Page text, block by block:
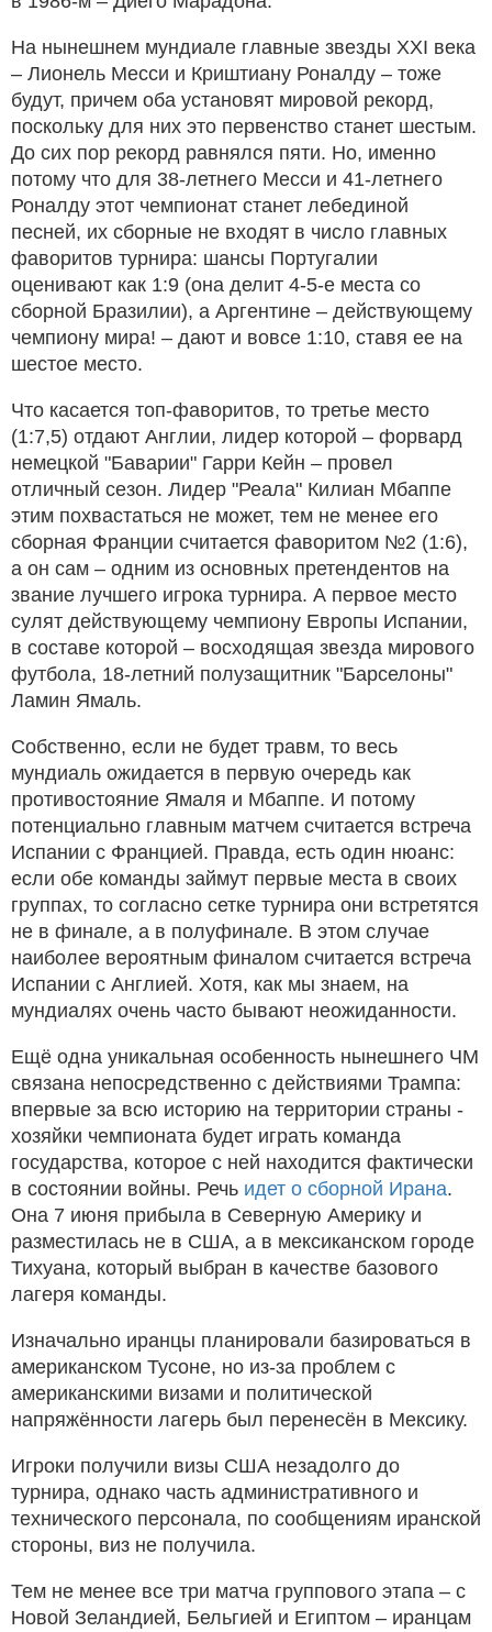
На нынешнем мундиале главные звезды XXI века
– Лионель Месси и Криштиану Роналду – тоже
будут, причем оба установят мировой рекорд,
поскольку для них это первенство станет шестым.
До сих пор рекорд равнялся пяти. Но, именно
потому что для 38-летнего Месси и 41-летнего
Роналду этот чемпионат станет лебединой
песней, их сборные не входят в число главных
фаворитов турнира: шансы Португалии
оценивают как 1:9 (она делит 4-5-е места со
сборной Бразилии), а Аргентине – действующему
чемпиону мира! – дают и вовсе 1:10, ставя ее на
шестое место.
Что касается топ-фаворитов, то третье место
(1:7,5) отдают Англии, лидер которой – форвард
немецкой "Баварии" Гарри Кейн – провел
отличный сезон. Лидер "Реала" Килиан Мбаппе
этим похвастаться не может, тем не менее его
сборная Франции считается фаворитом №2 (1:6),
а он сам – одним из основных претендентов на
звание лучшего игрока турнира. А первое место
сулят действующему чемпиону Европы Испании,
в составе которой – восходящая звезда мирового
футбола, 18-летний полузащитник "Барселоны"
Ламин Ямаль.
Собственно, если не будет травм, то весь
мундиаль ожидается в первую очередь как
противостояние Ямаля и Мбаппе. И потому
потенциально главным матчем считается встреча
Испании с Францией. Правда, есть один нюанс:
если обе команды займут первые места в своих
группах, то согласно сетке турнира они встретятся
не в финале, а в полуфинале. В этом случае
наиболее вероятным финалом считается встреча
Испании с Англией. Хотя, как мы знаем, на
мундиалях очень часто бывают неожиданности.
Ещё одна уникальная особенность нынешнего ЧМ
связана непосредственно с действиями Трампа:
впервые за всю историю на территории страны -
хозяйки чемпионата будет играть команда
государства, которое с ней находится фактически
в состоянии войны. Речь идет о сборной Ирана.
Она 7 июня прибыла в Северную Америку и
разместилась не в США, а в мексиканском городе
Тихуана, который выбран в качестве базового
лагеря команды.
Изначально иранцы планировали базироваться в
американском Тусоне, но из-за проблем с
американскими визами и политической
напряжённости лагерь был перенесён в Мексику.
Игроки получили визы США незадолго до
турнира, однако часть административного и
технического персонала, по сообщениям иранской
стороны, виз не получила.
Тем не менее все три матча группового этапа – с
Новой Зеландией, Бельгией и Египтом – иранцам